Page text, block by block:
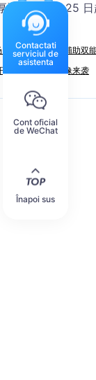
资源。5 月 25
地形操控 + 团队辅助双
千冶刃专属头像来袭
Contactati
serviciul de
asistenta
Cont oficial
de WeChat
Înapoi sus